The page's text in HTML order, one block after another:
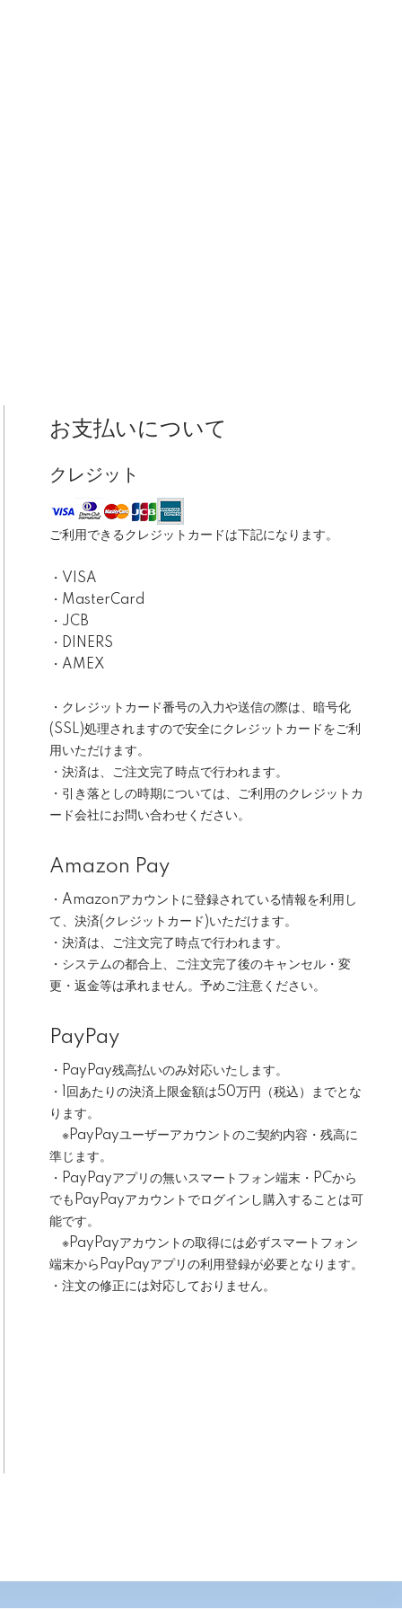
お支払いについて
クレジット
ご利用できるクレジットカードは下記になります。
・VISA
・MasterCard
・JCB
・DINERS
・AMEX
・クレジットカード番号の入力や送信の際は、暗号化
(SSL)処理されますので安全にクレジットカードをご利
用いただけます。
・決済は、ご注文完了時点で行われます。
・引き落としの時期については、ご利用のクレジットカ
ード会社にお問い合わせください。
Amazon Pay
・Amazonアカウントに登録されている情報を利用し
て、決済(クレジットカード)いただけます。
・決済は、ご注文完了時点で行われます。
・システムの都合上、ご注文完了後のキャンセル・変
更・返金等は承れません。予めご注意ください。
PayPay
・PayPay残高払いのみ対応いたします。
・1回あたりの決済上限金額は50万円（税込）までとな
ります。
※PayPayユーザーアカウントのご契約内容・残高に
準じます。
・PayPayアプリの無いスマートフォン端末・PCから
でもPayPayアカウントでログインし購入することは可
能です。
※PayPayアカウントの取得には必ずスマートフォン
端末からPayPayアプリの利用登録が必要となります。
・注文の修正には対応しておりません。